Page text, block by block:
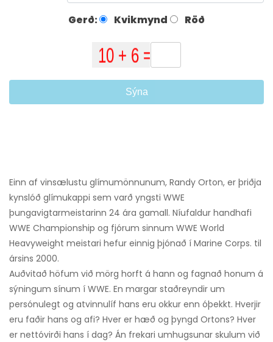
Gerð: Kvikmynd Röð
Sýna
Einn af vinsælustu glímumönnunum, Randy Orton, er þriðja
kynslóð glímukappi sem varð yngsti WWE
þungavigtarmeistarinn 24 ára gamall. Níufaldur handhafi
WWE Championship og fjórum sinnum WWE World
Heavyweight meistari hefur einnig þjónað í Marine Corps. til
ársins 2000.
Auðvitað höfum við mörg horft á hann og fagnað honum á
sýningum sínum í WWE. En margar staðreyndir um
persónulegt og atvinnulíf hans eru okkur enn óþekkt. Hverjir
eru faðir hans og afi? Hver er hæð og þyngd Ortons? Hver
er nettóvirði hans í dag? Án frekari umhugsunar skulum við